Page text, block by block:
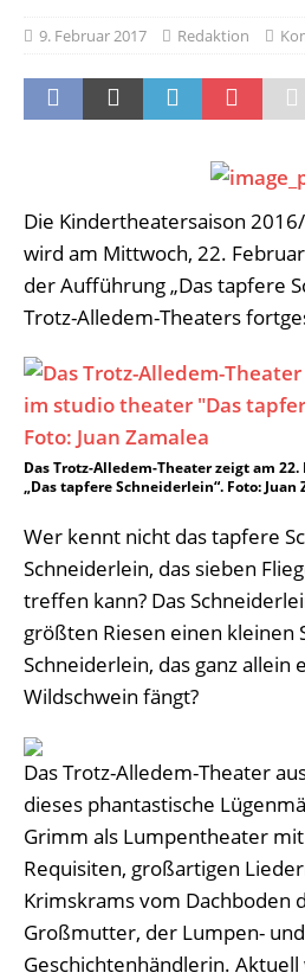
9. Februar 2017 Redaktion
Die Kindertheatersaison
wird am Mittwoch, 22.
der Aufführung „Das tapfere
Trotz-Alledem-Theaters
Das Trotz-Alledem-Theater zeigt am
„Das tapfere Schneiderlein“. Foto: Juan
Wer kennt nicht das tapfere
Schneiderlein, das sieben
treffen kann? Das
größten Riesen einen kleinen
Schneiderlein, das ganz allein
Wildschwein fängt?
Das Trotz-Alledem-Theater
dieses phantastische
Grimm als Lumpentheater
Requisiten, großartigen
Krimskrams vom Dachboden
Großmutter, der Lumpen- und
Geschichtenhändlerin.